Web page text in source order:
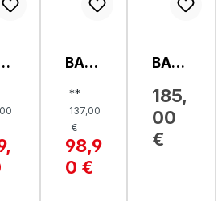
BAR
KER,
EMU
**
137,00
€
98,9
0 €
BAR
KER,
MR
SALI
185,
00
€